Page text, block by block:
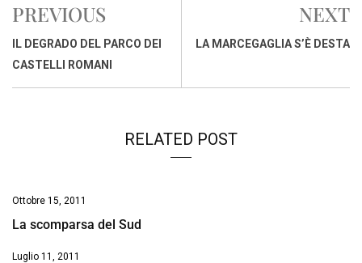
b
o
o
s
A
p
d
d
i
PREVIOUS
IL DEGRADO DEL PARCO DEI
CASTELLI ROMANI
NEXT
LA MARCEGAGLIA S’È DESTA
RELATED POST
Ottobre 15, 2011
La scomparsa del Sud
Luglio 11, 2011